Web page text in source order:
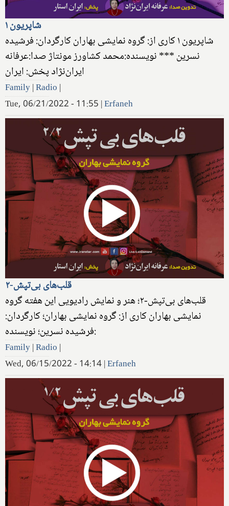
شاپریون ۱
شاپریون ۱ کاری از: گروه نمایشی بهاران کارگردان: فرشیده
نسرین *** نویسنده:محمد کشاورز مونتاژ صدا:عرفانه
ایران‌نژاد پخش: ایران
Family|Radio |
Tue, 06/21/2022 - 11:55 |Erfaneh
قلب‌های بی‌تپش-۲
قلب‌های بی‌تپش-۲؛ هنر و نمایش رادیویی این هفته گروه
نمایشی بهاران کاری از: گروه نمایشی بهاران؛ کارگردان:
فرشیده نسرین؛ نویسنده:
Family|Radio |
Wed, 06/15/2022 - 14:14|Erfaneh